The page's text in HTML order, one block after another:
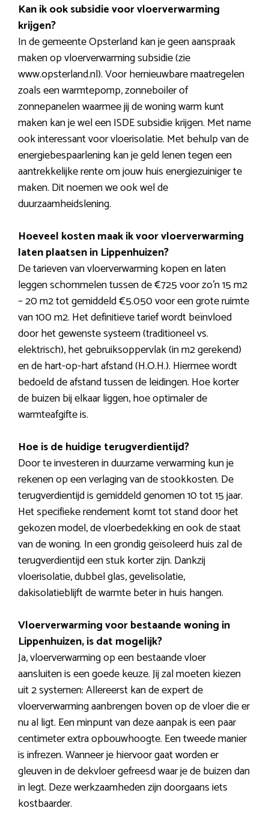
Kan ik ook subsidie voor vloerverwarming
krijgen?
In de gemeente Opsterland kan je geen aanspraak
maken op vloerverwarming subsidie (zie
www.opsterland.nl). Voor hernieuwbare maatregelen
zoals een warmtepomp, zonneboiler of
zonnepanelen waarmee jij de woning warm kunt
maken kan je wel een ISDE subsidie krijgen. Met name
ook interessant voor vloerisolatie. Met behulp van de
energiebespaarlening kan je geld lenen tegen een
aantrekkelijke rente om jouw huis energiezuiniger te
maken. Dit noemen we ook wel de
duurzaamheidslening.
Hoeveel kosten maak ik voor vloerverwarming
laten plaatsen in Lippenhuizen?
De tarieven van vloerverwarming kopen en laten
leggen schommelen tussen de €725 voor zo’n 15 m2
– 20 m2 tot gemiddeld €5.050 voor een grote ruimte
van 100 m2. Het definitieve tarief wordt beïnvloed
door het gewenste systeem (traditioneel vs.
elektrisch), het gebruiksoppervlak (in m2 gerekend)
en de hart-op-hart afstand (H.O.H.). Hiermee wordt
bedoeld de afstand tussen de leidingen. Hoe korter
de buizen bij elkaar liggen, hoe optimaler de
warmteafgifte is.
Hoe is de huidige terugverdientijd?
Door te investeren in duurzame verwarming kun je
rekenen op een verlaging van de stookkosten. De
terugverdientijd is gemiddeld genomen 10 tot 15 jaar.
Het specifieke rendement komt tot stand door het
gekozen model, de vloerbedekking en ook de staat
van de woning. In een grondig geïsoleerd huis zal de
terugverdientijd een stuk korter zijn. Dankzij
vloerisolatie, dubbel glas, gevelisolatie,
dakisolatieblijft de warmte beter in huis hangen.
Vloerverwarming voor bestaande woning in
Lippenhuizen, is dat mogelijk?
Ja, vloerverwarming op een bestaande vloer
aansluiten is een goede keuze. Jij zal moeten kiezen
uit 2 systemen: Allereerst kan de expert de
vloerverwarming aanbrengen boven op de vloer die er
nu al ligt. Een minpunt van deze aanpak is een paar
centimeter extra opbouwhoogte. Een tweede manier
is infrezen. Wanneer je hiervoor gaat worden er
gleuven in de dekvloer gefreesd waar je de buizen dan
in legt. Deze werkzaamheden zijn doorgaans iets
kostbaarder.